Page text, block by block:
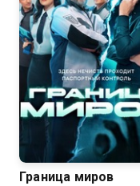
Граница миров